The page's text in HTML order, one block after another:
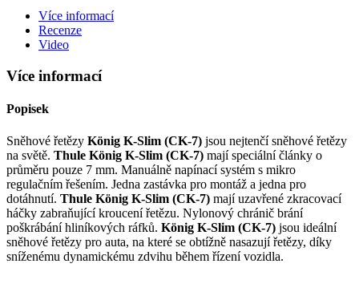
Více informací
Recenze
Video
Více informací
Popisek
Sněhové řetězy König K-Slim (CK-7) jsou nejtenčí sněhové řetězy
na světě. Thule König K-Slim (CK-7) mají speciální články o
průměru pouze 7 mm. Manuálně napínací systém s mikro
regulačním řešením. Jedna zastávka pro montáž a jedna pro
dotáhnutí. Thule König K-Slim (CK-7) mají uzavřené zkracovací
háčky zabraňující kroucení řetězu. Nylonový chránič brání
poškrábání hliníkových ráfků. König K-Slim (CK-7) jsou ideální
sněhové řetězy pro auta, na které se obtížně nasazují řetězy, díky
sníženému dynamickému zdvihu během řízení vozidla.